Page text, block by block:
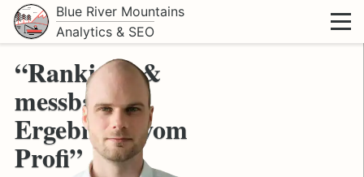
Blue River Mountains
Analytics & SEO
“Rankings &
messbare
Ergebnisse vom
Profi”